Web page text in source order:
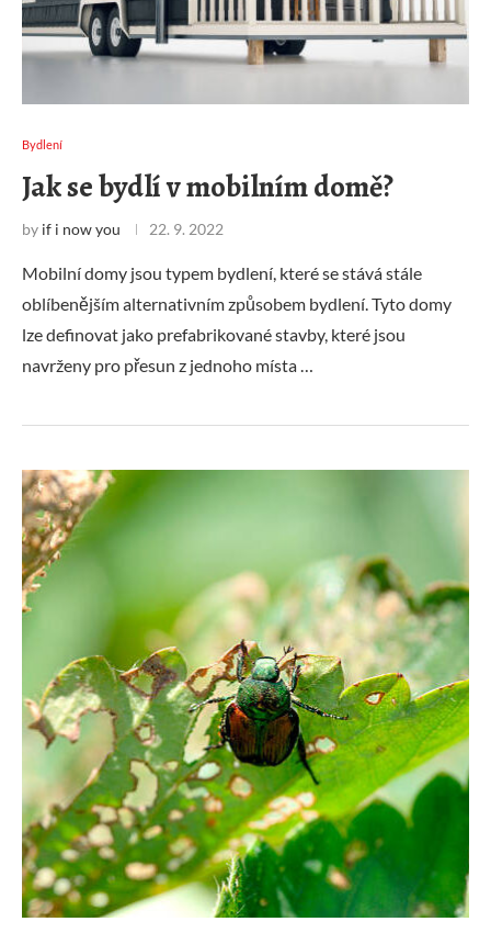
Bydlení
Jak se bydlí v mobilním domě?
by if i now you 22. 9. 2022
Mobilní domy jsou typem bydlení, které se stává stále
oblíbenějším alternativním způsobem bydlení. Tyto domy
lze definovat jako prefabrikované stavby, které jsou
navrženy pro přesun z jednoho místa …